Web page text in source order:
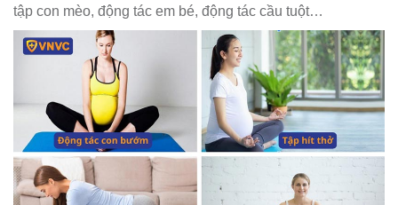
tập con mèo, động tác em bé, động tác cầu tuột…